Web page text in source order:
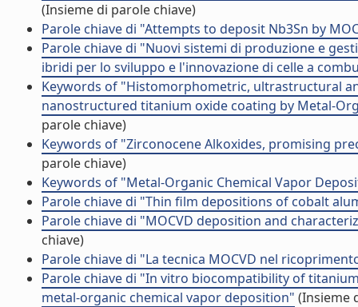
(Insieme di parole chiave)
Parole chiave di "Attempts to deposit Nb3Sn by
Parole chiave di "Nuovi sistemi di produzione e
ibridi per lo sviluppo e l'innovazione di celle a
Keywords of "Histomorphometric, ultrastructural
nanostructured titanium oxide coating by Metal-
parole chiave)
Keywords of "Zirconocene Alkoxides, promising
parole chiave)
Keywords of "Metal-Organic Chemical Vapor
Parole chiave di "Thin film depositions of cobalt
Parole chiave di "MOCVD deposition and
chiave)
Parole chiave di "La tecnica MOCVD nel
Parole chiave di "In vitro biocompatibility of
metal-organic chemical vapor deposition" (Insieme